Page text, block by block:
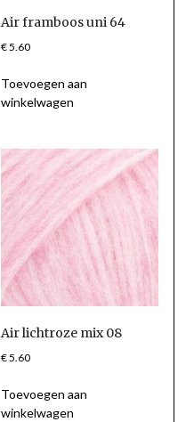
Air framboos uni 64
€5.60
Toevoegen aan
winkelwagen
Air lichtroze mix 08
€5.60
Toevoegen aan
winkelwagen